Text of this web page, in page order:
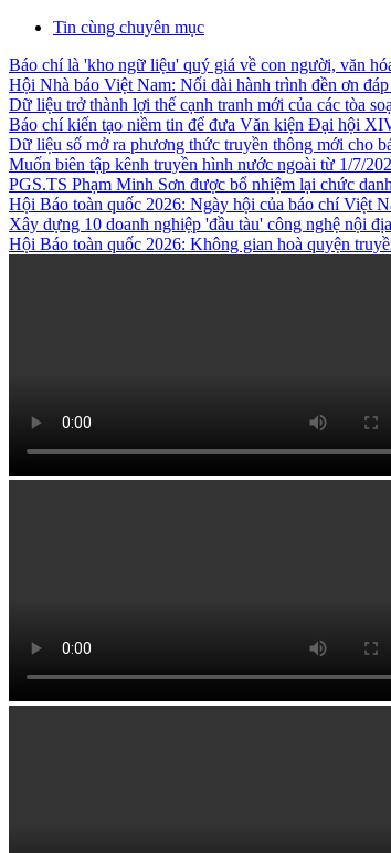
Tin cùng chuyên mục
Báo chí là 'kho ngữ liệu' quý giá về con người, văn
Hội Nhà báo Việt Nam: Nối dài hành trình đền ơn
Dữ liệu trở thành lợi thế cạnh tranh mới của các tòa
Báo chí kiến tạo niềm tin để đưa Văn kiện Đại hội
Dữ liệu số mở ra phương thức truyền thông mới cho
Muốn biên tập kênh truyền hình nước ngoài từ 1/7/
PGS.TS Phạm Minh Sơn được bổ nhiệm lại chức
Hội Báo toàn quốc 2026: Ngày hội của báo chí Việt
Xây dựng 10 doanh nghiệp 'đầu tàu' công nghệ nội
Hội Báo toàn quốc 2026: Không gian hoà quyện